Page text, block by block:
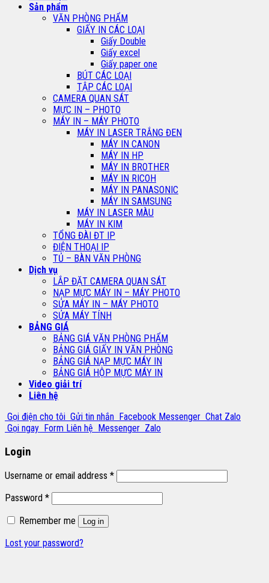
Sản phẩm
VĂN PHÒNG PHẨM
GIẤY IN CÁC LOẠI
Giấy Double
Giấy excel
Giấy paper one
BÚT CÁC LOẠI
TẬP CÁC LOẠI
CAMERA QUAN SÁT
MỰC IN – PHOTO
MÁY IN – MÁY PHOTO
MÁY IN LASER TRẮNG ĐEN
MÁY IN CANON
MÁY IN HP
MÁY IN BROTHER
MÁY IN RICOH
MÁY IN PANASONIC
MÁY IN SAMSUNG
MÁY IN LASER MÀU
MÁY IN KIM
TỔNG ĐÀI ĐT IP
ĐIỆN THOẠI IP
TỦ – BÀN VĂN PHÒNG
Dịch vụ
LẮP ĐẶT CAMERA QUAN SÁT
NẠP MỰC MÁY IN – MÁY PHOTO
SỬA MÁY IN – MÁY PHOTO
SỬA MÁY TÍNH
BẢNG GIÁ
BẢNG GIÁ VĂN PHÒNG PHẨM
BẢNG GIÁ GIẤY IN VĂN PHÒNG
BẢNG GIÁ NẠP MỰC MÁY IN
BẢNG GIÁ HỘP MỰC MÁY IN
Video giải trí
Liên hệ
Gọi điện cho tôi Gửi tin nhắn Facebook Messenger Chat Zalo
Gọi ngay Form Liên hệ Messenger Zalo
Login
Username or email address *
Password *
Remember me
Log in
Lost your password?